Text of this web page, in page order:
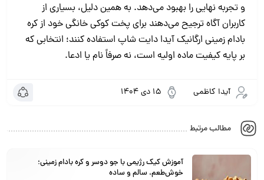
و تجربه نهایی را بهبود می‌دهد. به همین دلیل، بسیاری از
کاربران آگاه ترجیح می‌دهند برای پخت کوکی خانگی خود از کره
بادام زمینی ارگانیک آیدا دایت شاپ استفاده کنند؛ انتخابی که
بر پایه کیفیت ماده اولیه است، نه صرفاً نام یا ادعا.
آیدا کاظمی 15 دی 1404
مطالب مرتبط
آموزش کیک رژیمی با جو دوسر و کره بادام زمینی؛
خوش‌طعم، سالم و ساده